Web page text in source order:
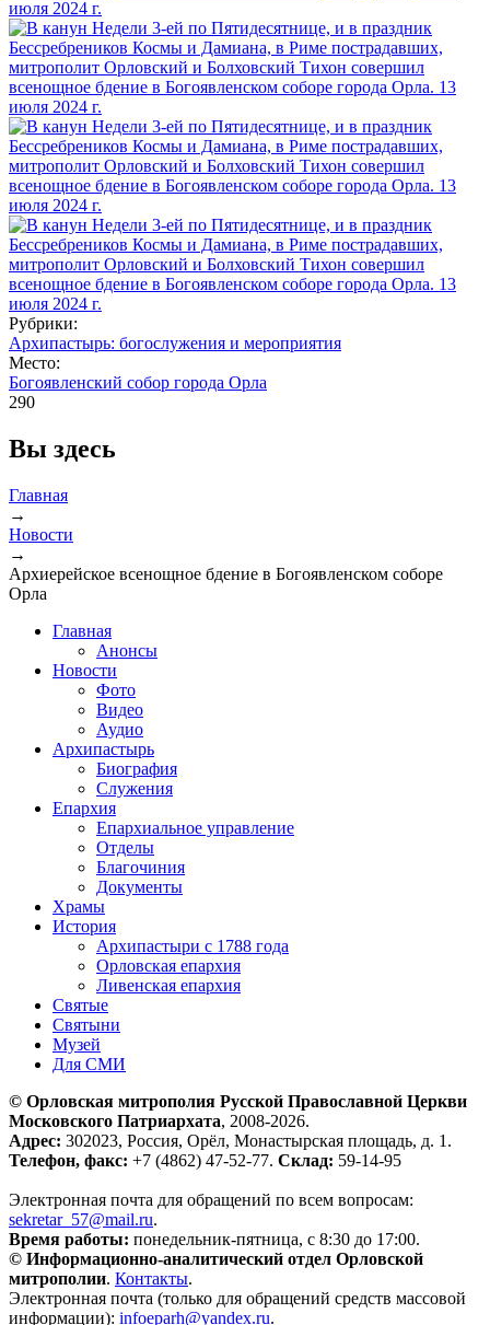
Рубрики:
Архипастырь: богослужения и мероприятия
Место:
Богоявленский собор города Орла
290
Вы здесь
Главная
→
Новости
→
Архиерейское всенощное бдение в Богоявленском соборе
Орла
Главная
Анонсы
Новости
Фото
Видео
Аудио
Архипастырь
Биография
Служения
Епархия
Епархиальное управление
Отделы
Благочиния
Документы
Храмы
История
Архипастыри с 1788 года
Орловская епархия
Ливенская епархия
Святые
Святыни
Музей
Для СМИ
© Орловская митрополия Русской Православной Церкви
Московского Патриархата, 2008-2026.
Адрес: 302023, Россия, Орёл, Монастырская площадь, д. 1.
Телефон, факс: +7 (4862) 47-52-77. Склад: 59-14-95
Электронная почта для обращений по всем вопросам:
sekretar_57@mail.ru.
Время работы: понедельник-пятница, с 8:30 до 17:00.
© Информационно-аналитический отдел Орловской
митрополии. Контакты.
Электронная почта (только для обращений средств массовой
информации): infoeparh@yandex.ru.